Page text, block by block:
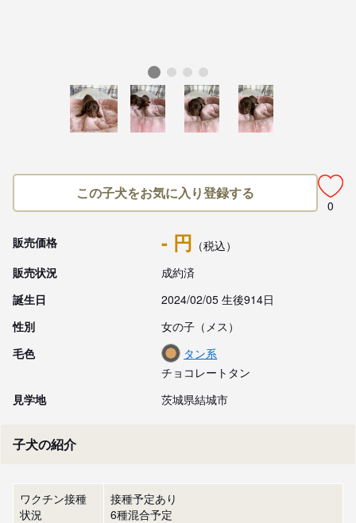
この子犬をお気に入り登録する
0
販売価格 - 円 （税込）
販売状況
成約済
誕生日
2024/02/05 生後914日
性別
女の子（メス）
毛色
タン系
チョコレートタン
見学地
茨城県結城市
子犬の紹介
ワクチン接種
状況
接種予定あり
6種混合予定